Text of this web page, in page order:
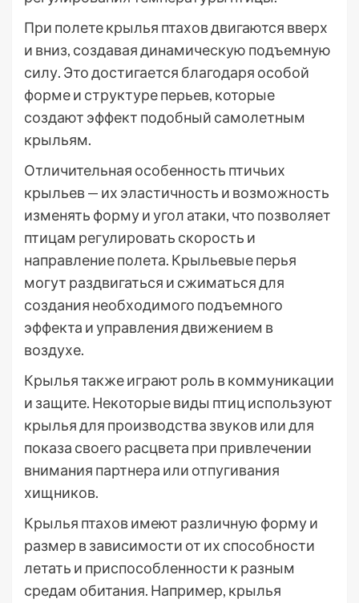
При полете крылья птахов двигаются вверх
и вниз, создавая динамическую подъемную
силу. Это достигается благодаря особой
форме и структуре перьев, которые
создают эффект подобный самолетным
крыльям.
Отличительная особенность птичьих
крыльев — их эластичность и возможность
изменять форму и угол атаки, что позволяет
птицам регулировать скорость и
направление полета. Крыльевые перья
могут раздвигаться и сжиматься для
создания необходимого подъемного
эффекта и управления движением в
воздухе.
Крылья также играют роль в коммуникации
и защите. Некоторые виды птиц используют
крылья для производства звуков или для
показа своего расцвета при привлечении
внимания партнера или отпугивания
хищников.
Крылья птахов имеют различную форму и
размер в зависимости от их способности
летать и приспособленности к разным
средам обитания. Например, крылья